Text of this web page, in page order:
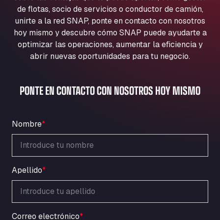
Aqua Ariva GmbH
Marie-Curie-Straße 24, 68219
Aral Autohof Bockel
An der Autobahn 1, 27404
ARAL Autohof Bockenem
ARAL Autohof Merklingen
Nellinger Str. 24, 89188
Schellweilerstraße 1, 66871
ARAL Tankstelle - XXL Truckwash.de
GmbH
Ardleigh South Services
a120 westbound, CO77SL
Area 47 Hermanos Rico
Autovia A4 km 47, 28300
de flotas, socio de servicios o conductor de camión,
unirte a la red SNAP, ponte en contacto con nosotros
hoy mismo y descubre cómo SNAP puede ayudarte a
optimizar las operaciones, aumentar la eficiencia y
abrir nuevas oportunidades para tu negocio.
PONTE EN CONTACTO CON NOSOTROS HOY MISMO
Nombre*
Apellido*
Correo electrónico*